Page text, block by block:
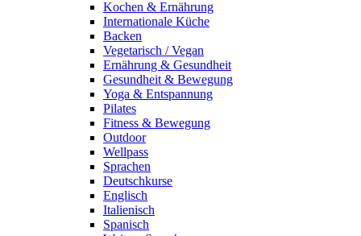
Kochen & Ernährung
Internationale Küche
Backen
Vegetarisch / Vegan
Ernährung & Gesundheit
Gesundheit & Bewegung
Yoga & Entspannung
Pilates
Fitness & Bewegung
Outdoor
Wellpass
Sprachen
Deutschkurse
Englisch
Italienisch
Spanisch